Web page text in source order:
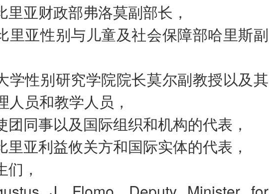
里亚财政部弗洛莫副部长，
里亚性别与儿童及社会保障部哈里斯副
学性别研究学院院长莫尔副教授以及其
人员和教学人员，
团同事以及国际组织和机构的代表，
里亚利益攸关方和国际实体的代表，
，